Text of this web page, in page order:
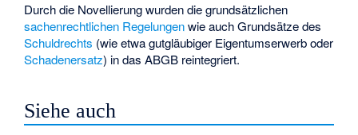
Durch die Novellierung wurden die grundsätzlichen
sachenrechtlichen Regelungenwie auch Grundsätze des
Schuldrechts (wie etwagutgläubiger Eigentumserwerboder
Schadenersatz) in das ABGB reintegriert.
Siehe auch